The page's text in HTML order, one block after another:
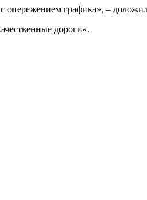
опережением графика», –
дороги».